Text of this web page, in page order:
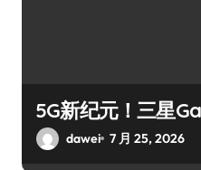
5G新纪元！三星
dawei 7 月 25, 2026